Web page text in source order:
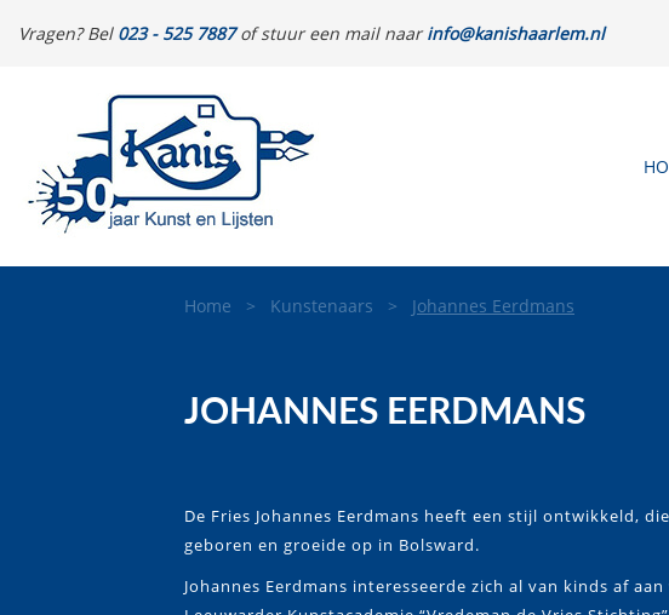
Vragen? Bel 023 - 525 7887of stuur een mail naarinfo@kanishaarlem.nl
Home > Kunstenaars > Johannes Eerdmans
JOHANNES EERDMANS
De Fries Johannes Eerdmans heeft een stijl ontwikkeld,
geboren en groeide op in Bolsward.
Johannes Eerdmans interesseerde zich al van kinds af